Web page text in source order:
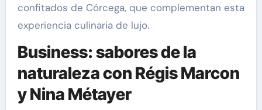
confitados de Córcega, que complementan esta
experiencia culinaria de lujo.
Business: sabores de la
naturaleza con Régis Marcon
y Nina Métayer